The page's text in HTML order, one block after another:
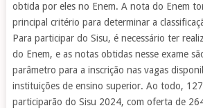
obtida por eles no Enem. A nota do Enem
principal critério para determinar a
Para participar do Sisu, é necessário ter
do Enem, e as notas obtidas nesse exame
parâmetro para a inscrição nas vagas
instituições de ensino superior. Ao todo,
participarão do Sisu 2024, com oferta de